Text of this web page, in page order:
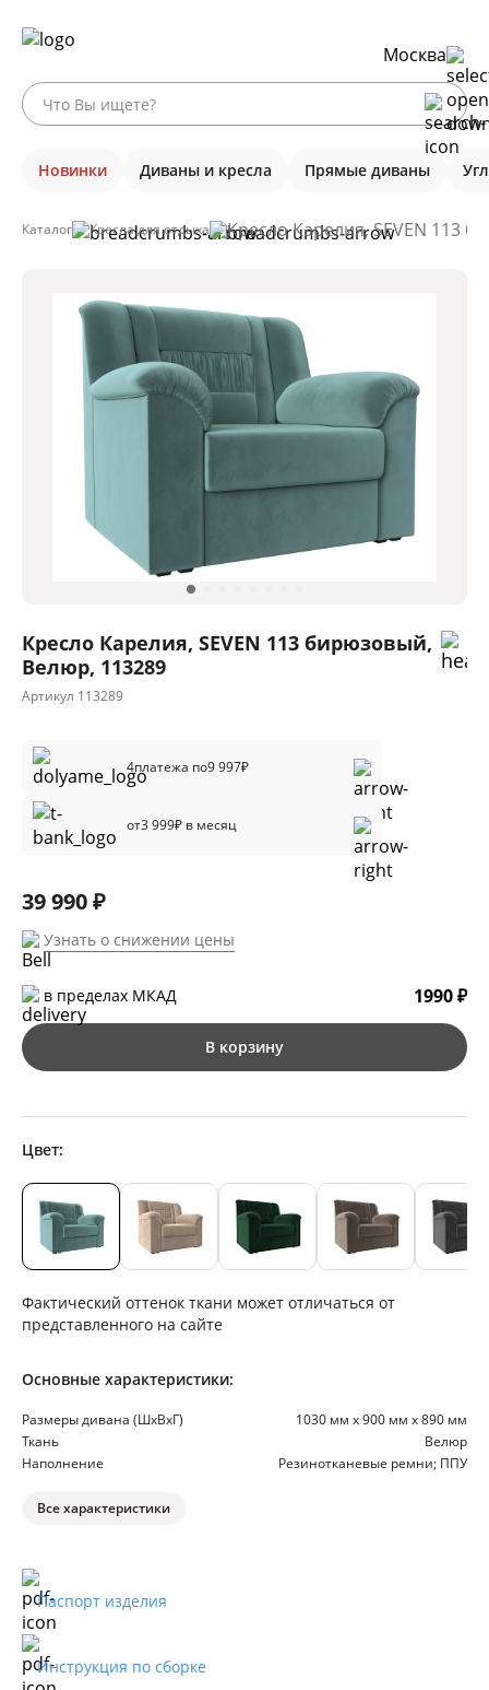
Москва
Новинки Диваны и кресла Прямые диваны
Каталог Кресла для отдыха Кресло Карелия, SEVEN 113
Кресло Карелия, SEVEN 113 бирюзовый,
Велюр, 113289
Артикул 113289
4платежа по9 997₽
от3 999₽ в месяц
39 990 ₽
Узнать о снижении цены
в пределах МКАД 1990 ₽
В корзину
Цвет:
Фактический оттенок ткани может отличаться от
представленного на сайте
Основные характеристики:
Размеры дивана (ШхВхГ)
1030 мм х 900 мм х 890 мм
Ткань
Велюр
Наполнение
Резинотканевые ремни; ППУ
Все характеристики
Паспорт изделия
Инструкция по сборке